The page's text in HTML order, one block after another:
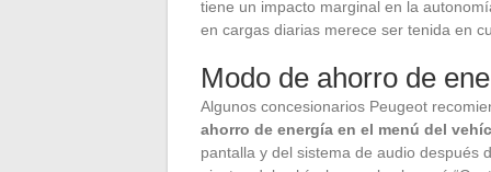
tiene un impacto marginal en la
en cargas diarias merece ser tenida en
Modo de ahorro de
Algunos concesionarios Peugeot
ahorro de energía en el menú del
pantalla y del sistema de audio después